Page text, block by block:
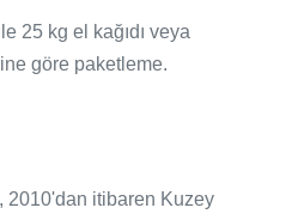
25 kg el kağıdı veya
göre paketleme.
2010'dan itibaren Kuzey